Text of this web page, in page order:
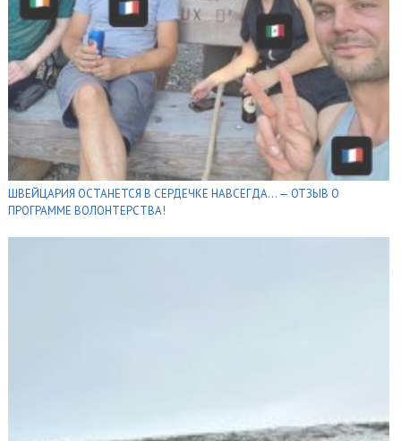
ШВЕЙЦАРИЯ ОСТАНЕТСЯ В СЕРДЕЧКЕ НАВСЕГДА… — ОТЗЫВ О
ПРОГРАММЕ ВОЛОНТЕРСТВА!